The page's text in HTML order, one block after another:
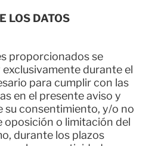
LOS DATOS
proporcionados se
durante el
para cumplir con las
en el presente aviso y
su consentimiento, y/o no
oposición o limitación del
durante los plazos